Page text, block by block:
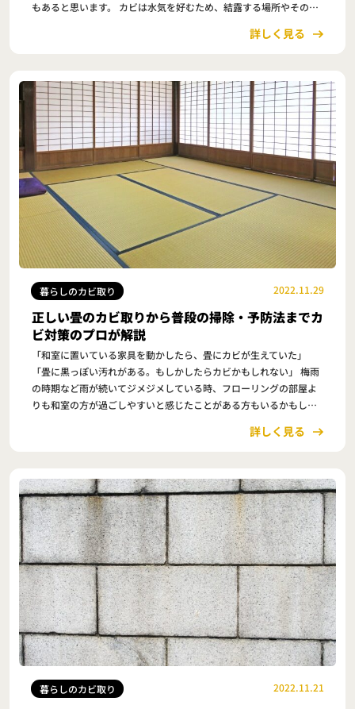
もあると思います。 カビは水気を好むため、結露する場所やその周
詳しく見る
暮らしのカビ取り 2022.11.29
正しい畳のカビ取りから普段の掃除・予防法までカ
ビ対策のプロが解説
「和室に置いている家具を動かしたら、畳にカビが生えていた」
「畳に黒っぽい汚れがある。もしかしたらカビかもしれない」 梅雨
の時期など雨が続いてジメジメしている時、フローリングの部屋よ
りも和室の方が過ごしやすいと感じたことがある方もいるかもしれ
詳しく見る
暮らしのカビ取り 2022.11.21